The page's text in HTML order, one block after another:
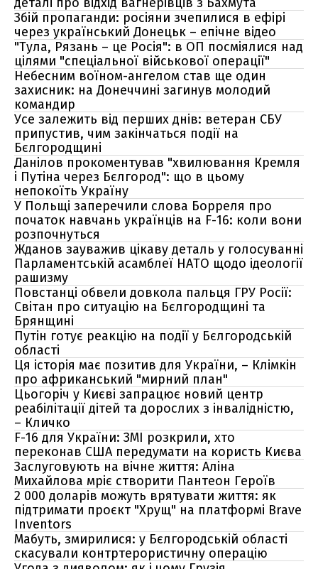
Збій пропаганди: росіяни зчепилися в ефірі
через український Донецьк – епічне відео
"Тула, Рязань – це Росія": в ОП посміялися над
цілями "спеціальної військової операції"
Небесним воїном-ангелом став ще один
захисник: на Донеччині загинув молодий
командир
Усе залежить від перших днів: ветеран СБУ
припустив, чим закінчаться події на
Бєлгородщині
Данілов прокоментував "хвилювання Кремля
і Путіна через Бєлгород": що в цьому
непокоїть Україну
У Польщі заперечили слова Борреля про
початок навчань українців на F-16: коли вони
розпочнуться
Жданов зауважив цікаву деталь у голосуванні
Парламентській асамблеї НАТО щодо ідеології
рашизму
Повстанці обвели довкола пальця ГРУ Росії:
Світан про ситуацію на Бєлгородщині та
Брянщині
Путін готує реакцію на події у Бєлгородській
області
Ця історія має позитив для України, – Клімкін
про африканський "мирний план"
Цьогоріч у Києві запрацює новий центр
реабілітації дітей та дорослих з інвалідністю,
– Кличко
F-16 для України: ЗМІ розкрили, хто
переконав США передумати на користь Києва
Заслуговують на вічне життя: Аліна
Михайлова мріє створити Пантеон Героїв
2 000 доларів можуть врятувати життя: як
підтримати проєкт "Хрущ" на платформі Brave
Inventors
Мабуть, змирилися: у Бєлгородській області
скасували контртерористичну операцію